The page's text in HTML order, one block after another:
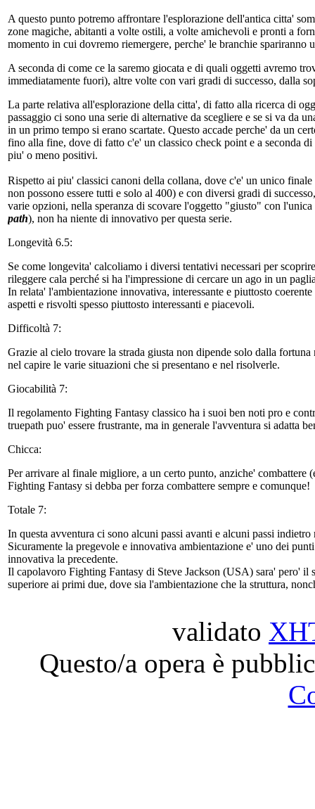
A questo punto potremo affrontare l'esplorazione dell'antica citta'
zone magiche, abitanti a volte ostili, a volte amichevoli e pronti a
momento in cui dovremo riemergere, perche' le branchie spariranno
A seconda di come ce la saremo giocata e di quali oggetti avremo
immediatamente fuori), altre volte con vari gradi di successo, dalla
La parte relativa all'esplorazione della citta', di fatto alla ricerca di
passaggio ci sono una serie di alternative da scegliere e se si va da
in un primo tempo si erano scartate. Questo accade perche' da un
fino alla fine, dove di fatto c'e' un classico check point e a seconda
piu' o meno positivi.
Rispetto ai piu' classici canoni della collana, dove c'e' un unico
non possono essere tutti e solo al 400) e con diversi gradi di
varie opzioni, nella speranza di scovare l'oggetto "giusto" con
path), non ha niente di innovativo per questa serie.
Longevità 6.5:
Se come longevita' calcoliamo i diversi tentativi necessari per
rileggere cala perché si ha l'impressione di cercare un ago in un
In relata' l'ambientazione innovativa, interessante e piuttosto
aspetti e risvolti spesso piuttosto interessanti e piacevoli.
Difficoltà 7:
Grazie al cielo trovare la strada giusta non dipende solo dalla
nel capire le varie situazioni che si presentano e nel risolverle.
Giocabilità 7:
Il regolamento Fighting Fantasy classico ha i suoi ben noti pro e
truepath puo' essere frustrante, ma in generale l'avventura si adatta
Chicca:
Per arrivare al finale migliore, a un certo punto, anziche'
Fighting Fantasy si debba per forza combattere sempre e comunque!
Totale 7:
In questa avventura ci sono alcuni passi avanti e alcuni passi
Sicuramente la pregevole e innovativa ambientazione e' uno dei
innovativa la precedente.
Il capolavoro Fighting Fantasy di Steve Jackson (USA) sara' pero'
superiore ai primi due, dove sia l'ambientazione che la struttura,
validato
Questo/a opera è